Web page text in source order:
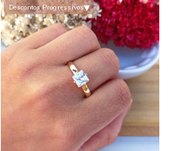
Descontos Progressivos▾